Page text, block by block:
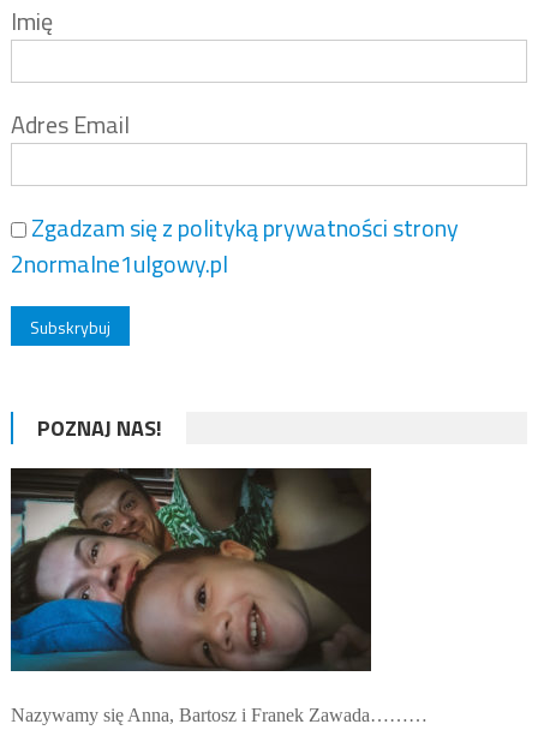
Imię
Adres Email
Zgadzam się z polityką prywatności strony
2normalne1ulgowy.pl
POZNAJ NAS!
Nazywamy się Anna, Bartosz i Franek Zawada………